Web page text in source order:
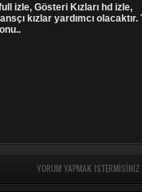
izle, Gösteri Kızları hd izle,
kızlar yardımcı olacaktır.
YORUM YAPMAK